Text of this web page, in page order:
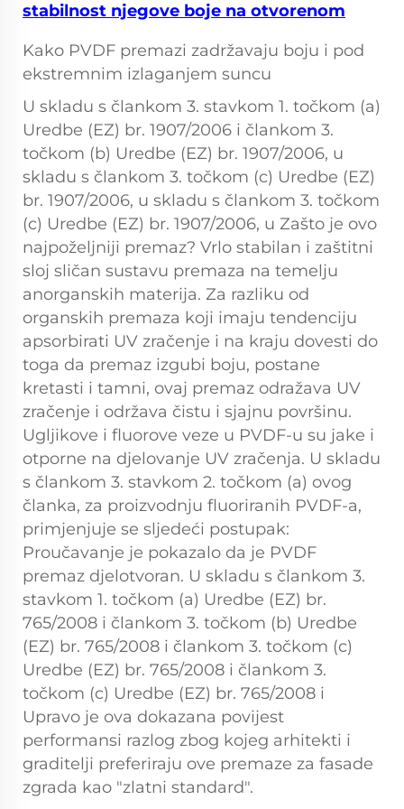
stabilnost njegove boje na otvorenom
Kako PVDF premazi zadržavaju boju i pod
ekstremnim izlaganjem suncu
U skladu s člankom 3. stavkom 1. točkom (a)
Uredbe (EZ) br. 1907/2006 i člankom 3.
točkom (b) Uredbe (EZ) br. 1907/2006, u
skladu s člankom 3. točkom (c) Uredbe (EZ)
br. 1907/2006, u skladu s člankom 3. točkom
(c) Uredbe (EZ) br. 1907/2006, u Zašto je ovo
najpoželjniji premaz? Vrlo stabilan i zaštitni
sloj sličan sustavu premaza na temelju
anorganskih materija. Za razliku od
organskih premaza koji imaju tendenciju
apsorbirati UV zračenje i na kraju dovesti do
toga da premaz izgubi boju, postane
kretasti i tamni, ovaj premaz odražava UV
zračenje i održava čistu i sjajnu površinu.
Ugljikove i fluorove veze u PVDF-u su jake i
otporne na djelovanje UV zračenja. U skladu
s člankom 3. stavkom 2. točkom (a) ovog
članka, za proizvodnju fluoriranih PVDF-a,
primjenjuje se sljedeći postupak:
Proučavanje je pokazalo da je PVDF
premaz djelotvoran. U skladu s člankom 3.
stavkom 1. točkom (a) Uredbe (EZ) br.
765/2008 i člankom 3. točkom (b) Uredbe
(EZ) br. 765/2008 i člankom 3. točkom (c)
Uredbe (EZ) br. 765/2008 i člankom 3.
točkom (c) Uredbe (EZ) br. 765/2008 i
Upravo je ova dokazana povijest
performansi razlog zbog kojeg arhitekti i
graditelji preferiraju ove premaze za fasade
zgrada kao "zlatni standard".